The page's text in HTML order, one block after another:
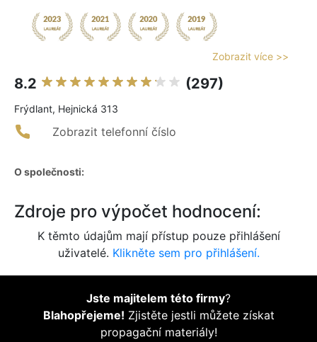
Zobrazit více >>
8.2 (297)
Frýdlant, Hejnická 313
Zobrazit telefonní číslo
O společnosti:
Zdroje pro výpočet hodnocení:
K těmto údajům mají přístup pouze přihlášení
uživatelé. Klikněte sem pro přihlášení.
Jste majitelem této firmy?
Blahopřejeme! Zjistěte jestli můžete získat
propagační materiály!